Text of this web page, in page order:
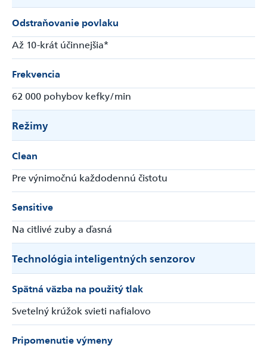
Odstraňovanie povlaku
Až 10-krát účinnejšia*
Frekvencia
62 000 pohybov kefky/min
Režimy
Clean
Pre výnimočnú každodennú čistotu
Sensitive
Na citlivé zuby a ďasná
Technológia inteligentných senzorov
Spätná väzba na použitý tlak
Svetelný krúžok svieti nafialovo
Pripomenutie výmeny